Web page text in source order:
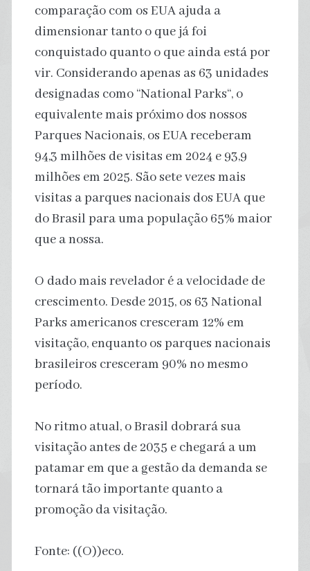
comparação com os EUA ajuda a
dimensionar tanto o que já foi
conquistado quanto o que ainda está por
vir. Considerando apenas as 63 unidades
designadas como “National Parks“, o
equivalente mais próximo dos nossos
Parques Nacionais, os EUA receberam
94,3 milhões de visitas em 2024 e 93,9
milhões em 2025. São sete vezes mais
visitas a parques nacionais dos EUA que
do Brasil para uma população 65% maior
que a nossa.
O dado mais revelador é a velocidade de
crescimento. Desde 2015, os 63 National
Parks americanos cresceram 12% em
visitação, enquanto os parques nacionais
brasileiros cresceram 90% no mesmo
período.
No ritmo atual, o Brasil dobrará sua
visitação antes de 2035 e chegará a um
patamar em que a gestão da demanda se
tornará tão importante quanto a
promoção da visitação.
Fonte: ((O))eco.